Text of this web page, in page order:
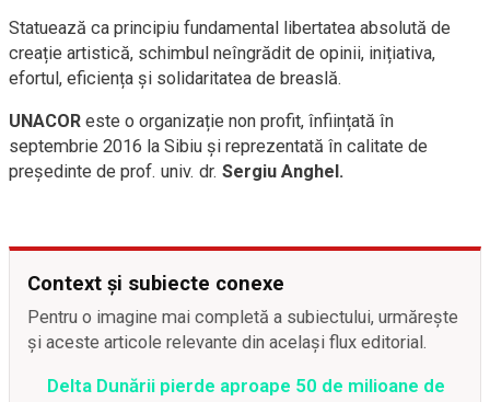
Statuează ca principiu fundamental libertatea absolută de
creație artistică, schimbul neîngrădit de opinii, inițiativa,
efortul, eficiența și solidaritatea de breaslă.
UNACOR este o organizație non profit, înființată în
septembrie 2016 la Sibiu și reprezentată în calitate de
președinte de prof. univ. dr. Sergiu Anghel.
Context și subiecte conexe
Pentru o imagine mai completă a subiectului, urmărește
și aceste articole relevante din același flux editorial.
Delta Dunării pierde aproape 50 de milioane de